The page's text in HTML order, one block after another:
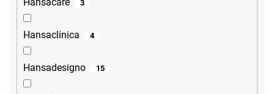
3
Hansaclinica 4
Hansadesigno 15